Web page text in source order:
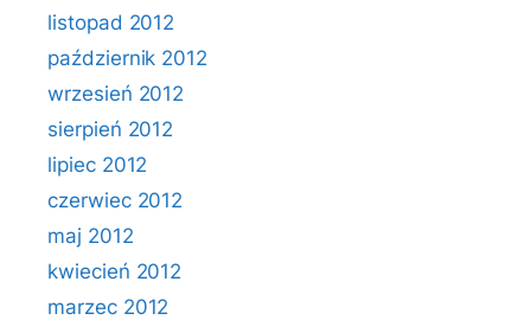
listopad 2012
październik 2012
wrzesień 2012
sierpień 2012
lipiec 2012
czerwiec 2012
maj 2012
kwiecień 2012
marzec 2012